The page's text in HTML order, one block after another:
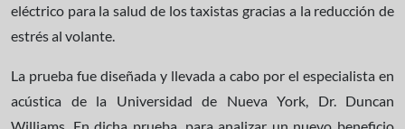
eléctrico para la salud de los taxistas gracias a la reducción de
estrés al volante.
La prueba fue diseñada y llevada a cabo por el especialista en
acústica de la Universidad de Nueva York, Dr. Duncan
Williams. En dicha prueba, para analizar un nuevo beneficio